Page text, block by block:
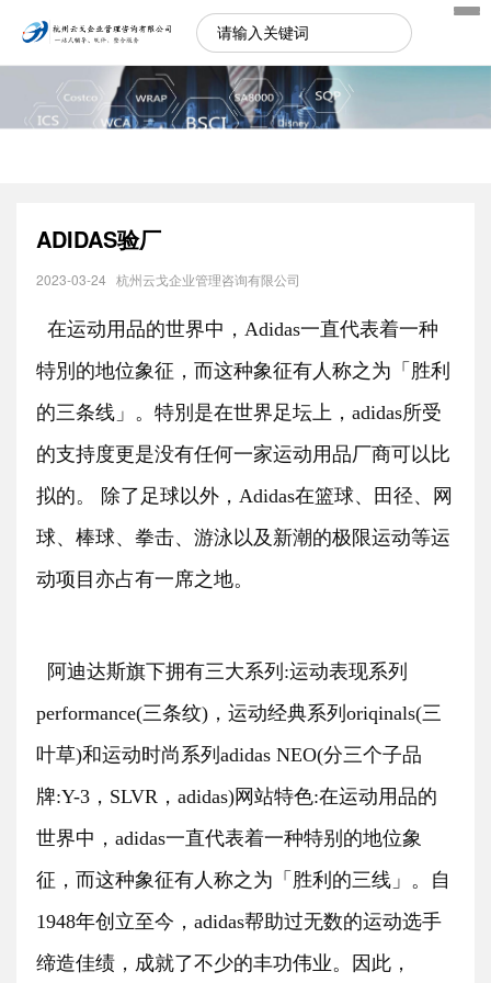
ADIDAS验厂
2023-03-24 杭州云戈企业管理咨询有限公司
在运动用品的世界中， Adidas一直代表着一种
特別的地位象征，而这种象征有人称之为「胜利
的三条线」。特別是在世界足坛上，adidas所受
的支持度更是没有任何一家运动用品厂商可以比
拟的。 除了足球以外，Adidas在篮球、田径、网
球、棒球、拳击、游泳以及新潮的极限运动等运
动项目亦占有一席之地。
阿迪达斯旗下拥有三大系列 :运动表现系列
performance(三条纹)，运动经典系列oriqinals(三
叶草)和运动时尚系列adidas NEO(分三个子品
牌:Y-3，SLVR，adidas)网站特色:在运动用品的
世界中，adidas一直代表着一种特别的地位象
征，而这种象征有人称之为「胜利的三线」。自
1948年创立至今，adidas帮助过无数的运动选手
缔造佳绩，成就了不少的丰功伟业。因此，